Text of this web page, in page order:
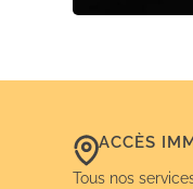
ACCÈS
Tous nos